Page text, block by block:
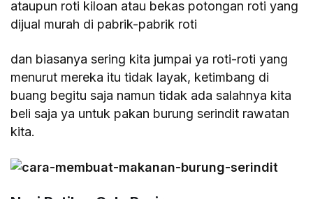
ataupun roti kiloan atau bekas potongan roti yang
dijual murah di pabrik-pabrik roti
dan biasanya sering kita jumpai ya roti-roti yang
menurut mereka itu tidak layak, ketimbang di
buang begitu saja namun tidak ada salahnya kita
beli saja ya untuk pakan burung serindit rawatan
kita.